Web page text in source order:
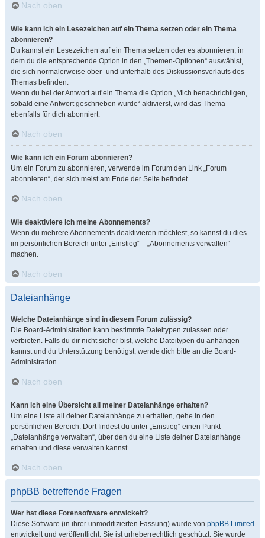
Nach oben
Wie kann ich ein Lesezeichen auf ein Thema setzen oder ein Thema
abonnieren?
Du kannst ein Lesezeichen auf ein Thema setzen oder es abonnieren, in
dem du die entsprechende Option in den „Themen-Optionen“ auswählst,
die sich normalerweise ober- und unterhalb des Diskussionsverlaufs des
Themas befinden.
Wenn du bei der Antwort auf ein Thema die Option „Mich benachrichtigen,
sobald eine Antwort geschrieben wurde“ aktivierst, wird das Thema
ebenfalls für dich abonniert.
Nach oben
Wie kann ich ein Forum abonnieren?
Um ein Forum zu abonnieren, verwende im Forum den Link „Forum
abonnieren“, der sich meist am Ende der Seite befindet.
Nach oben
Wie deaktiviere ich meine Abonnements?
Wenn du mehrere Abonnements deaktivieren möchtest, so kannst du dies
im persönlichen Bereich unter „Einstieg“ – „Abonnements verwalten“
machen.
Nach oben
Dateianhänge
Welche Dateianhänge sind in diesem Forum zulässig?
Die Board-Administration kann bestimmte Dateitypen zulassen oder
verbieten. Falls du dir nicht sicher bist, welche Dateitypen du anhängen
kannst und du Unterstützung benötigst, wende dich bitte an die Board-
Administration.
Nach oben
Kann ich eine Übersicht all meiner Dateianhänge erhalten?
Um eine Liste all deiner Dateianhänge zu erhalten, gehe in den
persönlichen Bereich. Dort findest du unter „Einstieg“ einen Punkt
„Dateianhänge verwalten“, über den du eine Liste deiner Dateianhänge
erhalten und diese verwalten kannst.
Nach oben
phpBB betreffende Fragen
Wer hat diese Forensoftware entwickelt?
Diese Software (in ihrer unmodifizierten Fassung) wurde von phpBB Limited
entwickelt und veröffentlicht. Sie ist urheberrechtlich geschützt. Sie wurde